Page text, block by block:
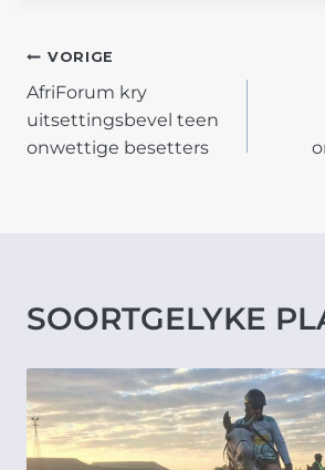
POST
NAVIGATION
VORIGE
AfriForum kry
uitsettingsbevel teen
onwettige besetters
SOORTGELYKE